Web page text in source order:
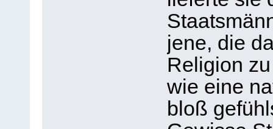
jene, die
Religion
wie eine
bloß